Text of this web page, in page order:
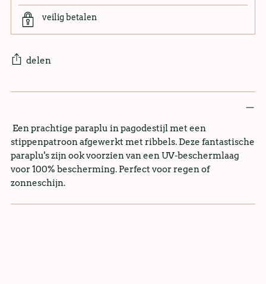
veilig betalen
delen
Een prachtige paraplu in pagodestijl met een
stippenpatroon afgewerkt met ribbels. Deze fantastische
paraplu's zijn ook voorzien van een UV-beschermlaag
voor 100% bescherming. Perfect voor regen of
zonneschijn.